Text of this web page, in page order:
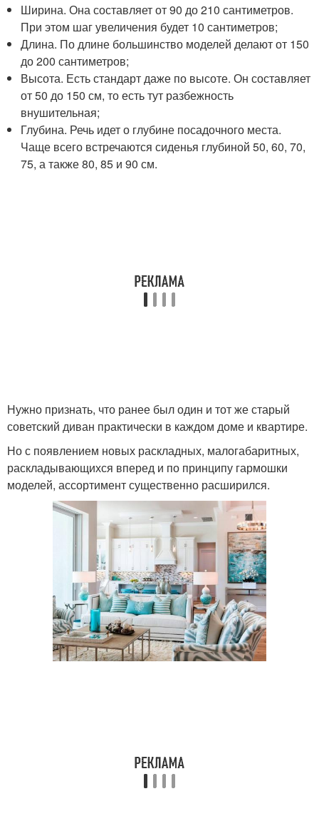
Ширина. Она составляет от 90 до 210 сантиметров.
При этом шаг увеличения будет 10 сантиметров;
Длина. По длине большинство моделей делают от 150
до 200 сантиметров;
Высота. Есть стандарт даже по высоте. Он составляет
от 50 до 150 см, то есть тут разбежность
внушительная;
Глубина. Речь идет о глубине посадочного места.
Чаще всего встречаются сиденья глубиной 50, 60, 70,
75, а также 80, 85 и 90 см.
Нужно признать, что ранее был один и тот же старый
советский диван практически в каждом доме и квартире.
Но с появлением новых раскладных, малогабаритных,
раскладывающихся вперед и по принципу гармошки
моделей, ассортимент существенно расширился.